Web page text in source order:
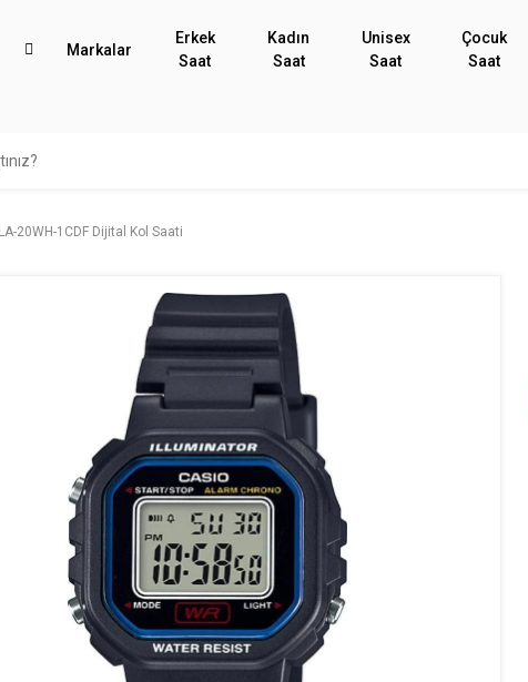
Markalar
Erkek
Saat
Kadın
Saat
Unisex
Saat
Çocuk
Saat
20WH-1CDF Dijital Kol Saati